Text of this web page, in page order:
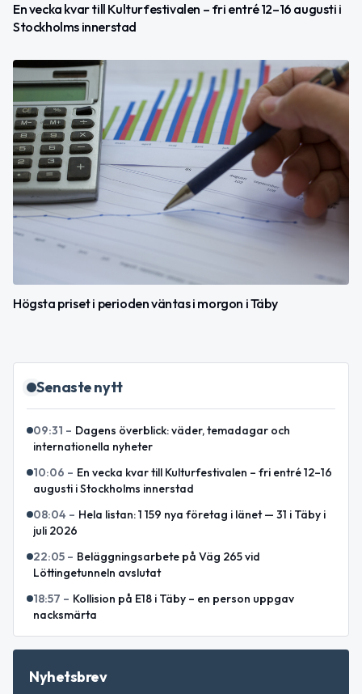
En vecka kvar till Kulturfestivalen – fri entré 12–16 augusti i
Stockholms innerstad
Högsta priset i perioden väntas i morgon i Täby
Senaste nytt
09:31 – Dagens överblick: väder, temadagar och
internationella nyheter
10:06 – En vecka kvar till Kulturfestivalen – fri entré 12–16
augusti i Stockholms innerstad
08:04 – Hela listan: 1 159 nya företag i länet — 31 i Täby i
juli 2026
22:05 – Beläggningsarbete på Väg 265 vid
Löttingetunneln avslutat
18:57 – Kollision på E18 i Täby – en person uppgav
nacksmärta
Nyhetsbrev